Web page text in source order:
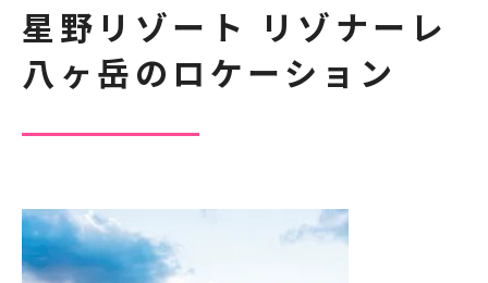
星野リゾート リゾナーレ
八ヶ岳のロケーション